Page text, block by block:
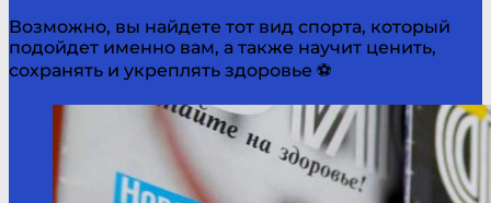
Возможно, вы найдете тот вид спорта, который
подойдет именно вам, а также научит ценить,
сохранять и укреплять здоровье ⚽